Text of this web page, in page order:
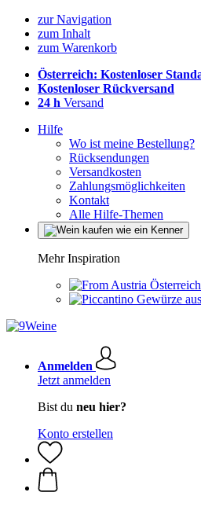
zur Navigation
zum Inhalt
zum Warenkorb
Österreich: Kostenloser
Kostenloser Rückversand
24 h Versand
Hilfe
Wo ist meine Bestellung?
Rücksendungen
Versandkosten
Zahlungsmöglichkeiten
Kontakt
Alle Hilfe-Themen
Mehr Inspiration
Gewürze
Anmelden
Jetzt anmelden
Bist du neu hier?
Konto erstellen